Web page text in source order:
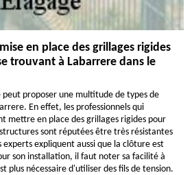
en place des grillages rigides
trouvant à Labarrere dans le
peut proposer une multitude de types de
En effet, les professionnels qui
mettre en place des grillages rigides pour
sont réputées être très résistantes
expliquent aussi que la clôture est
son installation, il faut noter sa facilité à
plus nécessaire d'utiliser des fils de tension.